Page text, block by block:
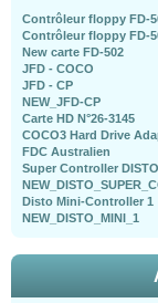
Contrôleur floppy FD-
Contrôleur floppy FD-
New carte FD-502
JFD - COCO
JFD - CP
NEW_JFD-CP
Carte HD N°26-3145
COCO3 Hard Drive
FDC Australien
Super Controller DISTO
Disto Mini-Controller 1
NEW_DISTO_MINI_1